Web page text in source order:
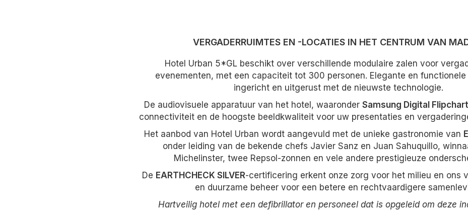
VERGADERRUIMTES EN -LOCATIES IN HET CENTRUM VAN
Hotel Urban 5*GL beschikt over verschillende modulaire zalen voor
evenementen, met een capaciteit tot 300 personen. Elegante en
ingericht en uitgerust met de nieuwste technologie.
De audiovisuele apparatuur van het hotel, waaronder Samsung Digital Flipchart
connectiviteit en de hoogste beeldkwaliteit voor uw presentaties en
Het aanbod van Hotel Urban wordt aangevuld met de unieke gastronomie van
onder leiding van de bekende chefs Javier Sanz en Juan Sahuquillo,
Michelinster, twee Repsol-zonnen en vele andere prestigieuze
De EARTHCHECK SILVER-certificering erkent onze zorg voor het milieu en ons
en duurzame beheer voor een betere en rechtvaardigere
Hartveilig hotel met een defibrillator en personeel dat is opgeleid om deze